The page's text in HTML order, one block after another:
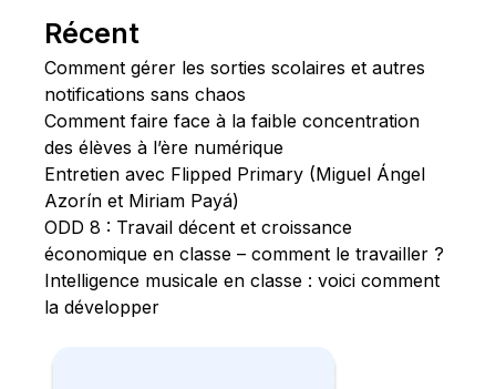
Récent
Comment gérer les sorties scolaires et autres
notifications sans chaos
Comment faire face à la faible concentration
des élèves à l’ère numérique
Entretien avec Flipped Primary (Miguel Ángel
Azorín et Miriam Payá)
ODD 8 : Travail décent et croissance
économique en classe – comment le travailler ?
Intelligence musicale en classe : voici comment
la développer